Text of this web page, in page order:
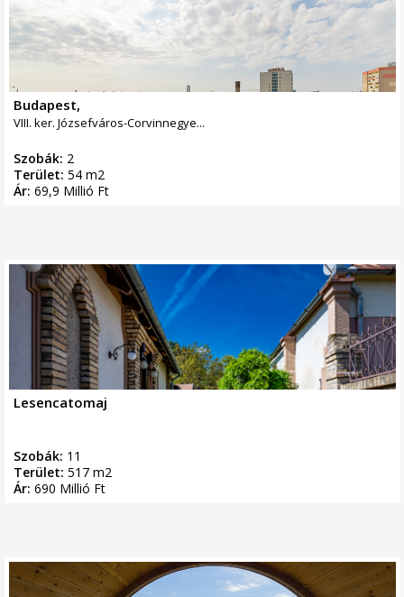
Budapest,
VIII. ker. Józsefváros-Corvinnegye...
Szobák: 2
Terület: 54 m2
Ár: 69,9 Millió Ft
Lesencatomaj
Szobák: 11
Terület: 517 m2
Ár: 690 Millió Ft